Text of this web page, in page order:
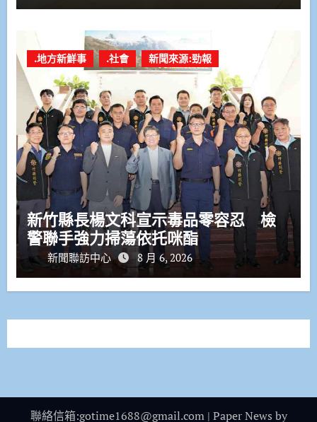
.地方新鮮事 .社會 新聞來源:勁報
新竹縣長楊文科宣示毒品零容忍 檢
警聯手強力掃蕩依托咪酯
新聞聯訪中心 8 月 6, 2026
聯絡信箱:gotime1688@gmail.com | Paper News by